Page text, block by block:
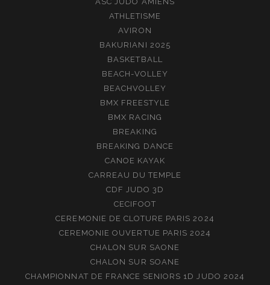
ATHLETISME
AVIRON
BAKURIANI 2025
BASKETBALL
BEACH-VOLLEY
BEACHVOLLEY
BMX FREESTYLE
BMX RACING
BREAKING
BREAKING DANCE
CANOE KAYAK
CARREAU DU TEMPLE
CDF JUDO 3D
CECIFOOT
CEREMONIE DE CLOTURE PARIS 2024
CEREMONIE OUVERTUE PARIS 2024
CHALON SUR SAONE
CHALON SUR SOANE
CHAMPIONNAT DE FRANCE SENIORS 1D JUDO 2024